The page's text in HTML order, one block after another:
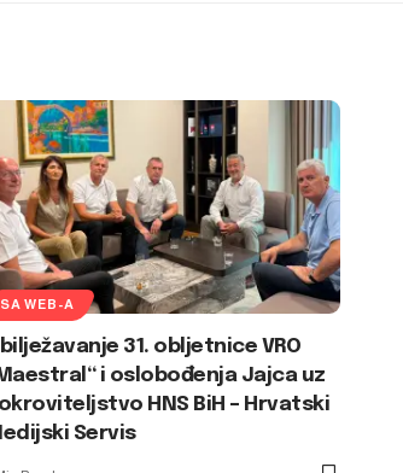
SA WEB-A
31. obljetnice VRO
i oslobođenja Jajca uz
HNS BiH – Hrvatski
Servis